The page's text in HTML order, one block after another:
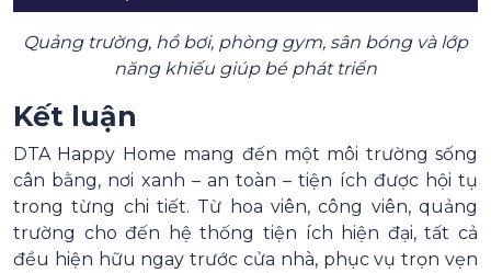
Quảng trường, hồ bơi, phòng gym, sân bóng và lớp
năng khiếu giúp bé phát triển
Kết luận
DTA Happy Home mang đến một môi trường sống
cân bằng, nơi xanh – an toàn – tiện ích được hội tụ
trong từng chi tiết. Từ hoa viên, công viên, quảng
trường cho đến hệ thống tiện ích hiện đại, tất cả
đều hiện hữu ngay trước cửa nhà, phục vụ trọn vẹn